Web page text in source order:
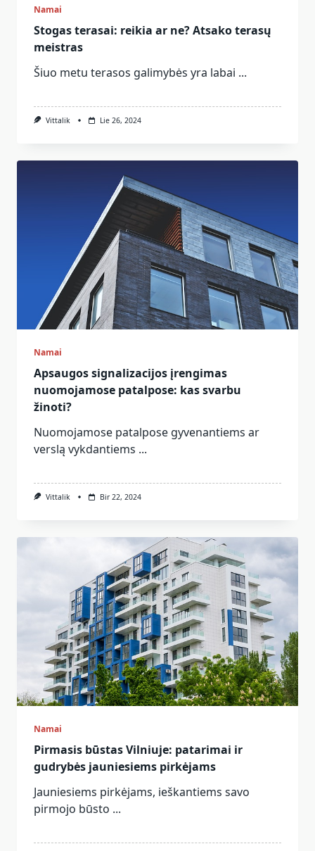
Namai
Stogas terasai: reikia ar ne? Atsako terasų
meistras
Šiuo metu terasos galimybės yra labai ...
Vittalik Lie 26, 2024
Namai
Apsaugos signalizacijos įrengimas
nuomojamose patalpose: kas svarbu
žinoti?
Nuomojamose patalpose gyvenantiems ar
verslą vykdantiems ...
Vittalik Bir 22, 2024
Namai
Pirmasis būstas Vilniuje: patarimai ir
gudrybės jauniesiems pirkėjams
Jauniesiems pirkėjams, ieškantiems savo
pirmojo būsto ...